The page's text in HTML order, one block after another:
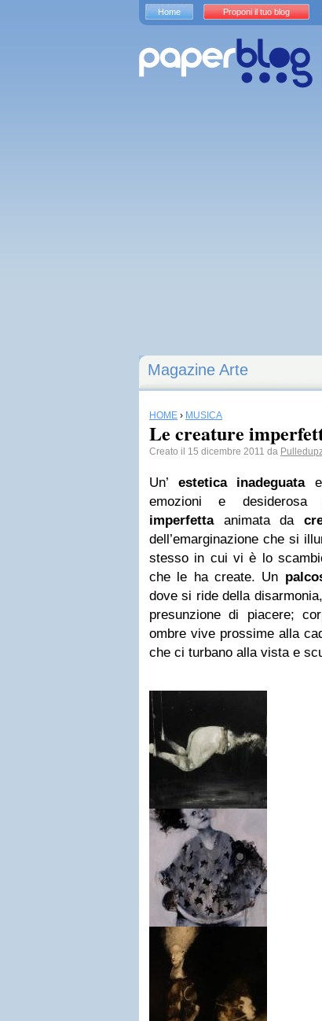
Magazine Arte
HOME › MUSICA
Le creature
Creato il 15 dicembre 2011 da
Un’ estetica inadeguatae
emozioni e desiderosa
imperfettaanimata da
dell’emarginazione che si
stesso in cui vi è lo
che le ha create. Un
dove si ride della
presunzione di piacere;
ombre vive prossime alla
che ci turbano alla vista e
Home Proponi il tuo blog